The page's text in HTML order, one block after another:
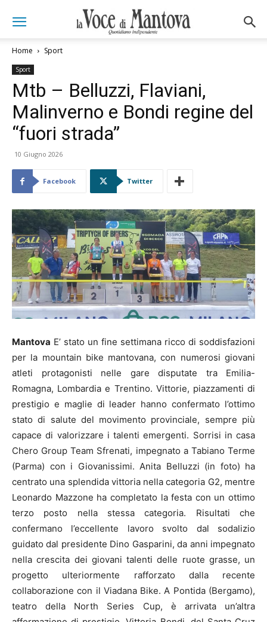
Home Sport
Sport
Mtb – Belluzzi, Flaviani,
Malinverno e Bondi regine del
“fuori strada”
10 Giugno 2026
Facebook Twitter
Mantova E’ stato un fine settimana ricco di soddisfazioni
per la mountain bike mantovana, con numerosi giovani
atleti protagonisti nelle gare disputate tra Emilia-
Romagna, Lombardia e Trentino. Vittorie, piazzamenti di
prestigio e maglie di leader hanno confermato l’ottimo
stato di salute del movimento provinciale, sempre più
capace di valorizzare i talenti emergenti. Sorrisi in casa
Chero Group Team Sfrenati, impegnato a Tabiano Terme
(Parma) con i Giovanissimi. Anita Belluzzi (in foto) ha
centrato una splendida vittoria nella categoria G2, mentre
Leonardo Mazzone ha completato la festa con un ottimo
terzo posto nella stessa categoria. Risultati che
confermano l’eccellente lavoro svolto dal sodalizio
guidato dal presidente Dino Gasparini, da anni impegnato
nella crescita dei giovani talenti delle ruote grasse, un
progetto ulteriormente rafforzato dalla recente
collaborazione con il Viadana Bike. A Pontida (Bergamo),
teatro della North Series Cup, è arrivata un’altra